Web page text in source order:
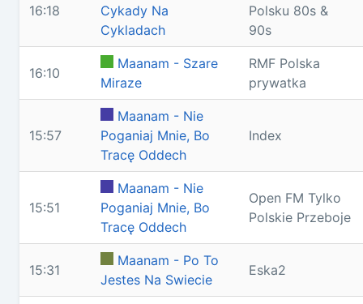
16:18
Cykady Na
Cykladach
Polsku 80s &
90s
16:10
Maanam - Szare
Miraze
RMF Polska
prywatka
15:57
Maanam - Nie
Poganiaj Mnie, Bo
Tracę Oddech
Index
15:51
Maanam - Nie
Poganiaj Mnie, Bo
Tracę Oddech
Open FM Tylko
Polskie Przeboje
15:31
Maanam - Po To
Jestes Na Swiecie
Eska2